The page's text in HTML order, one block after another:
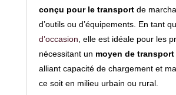
conçu pour le transport de
d’outils ou d’équipements. En tant
d’occasion , elle est idéale pour les
nécessitant un moyen de
alliant capacité de chargement et
ce soit en milieu urbain ou rural.​